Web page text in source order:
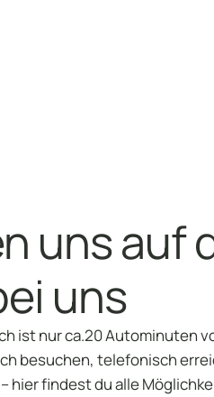
uns auf
uns
ist nur ca.20 Autominuten
besuchen, telefonisch
hier findest du alle